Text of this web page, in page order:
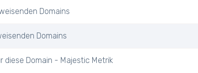
Domains
Domains
diese Domain - Majestic Metrik